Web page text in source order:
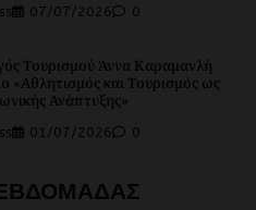
07/07/2026 0
Τουρισμού Άννα Καραμανλή
«Αθλητισμός και Τουρισμός ως
Ανάπτυξης»
01/07/2026 0